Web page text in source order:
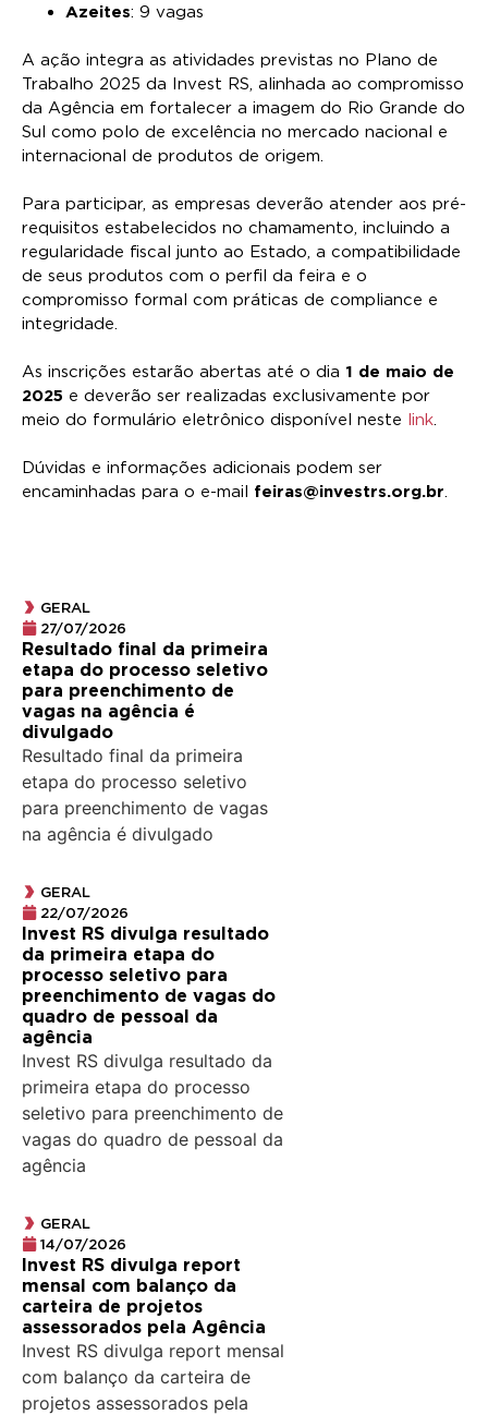
Azeites: 9 vagas
A ação integra as atividades previstas no Plano de
Trabalho 2025 da Invest RS, alinhada ao compromisso
da Agência em fortalecer a imagem do Rio Grande do
Sul como polo de excelência no mercado nacional e
internacional de produtos de origem.
Para participar, as empresas deverão atender aos pré-
requisitos estabelecidos no chamamento, incluindo a
regularidade fiscal junto ao Estado, a compatibilidade
de seus produtos com o perfil da feira e o
compromisso formal com práticas de compliance e
integridade.
As inscrições estarão abertas até o dia 1 de maio de
2025 e deverão ser realizadas exclusivamente por
meio do formulário eletrônico disponível neste link.
Dúvidas e informações adicionais podem ser
encaminhadas para o e-mail feiras@investrs.org.br.
GERAL
27/07/2026
Resultado final da primeira
etapa do processo seletivo
para preenchimento de
vagas na agência é
divulgado
Resultado final da primeira
etapa do processo seletivo
para preenchimento de vagas
na agência é divulgado
GERAL
22/07/2026
Invest RS divulga resultado
da primeira etapa do
processo seletivo para
preenchimento de vagas do
quadro de pessoal da
agência
Invest RS divulga resultado da
primeira etapa do processo
seletivo para preenchimento de
vagas do quadro de pessoal da
agência
GERAL
14/07/2026
Invest RS divulga report
mensal com balanço da
carteira de projetos
assessorados pela Agência
Invest RS divulga report mensal
com balanço da carteira de
projetos assessorados pela